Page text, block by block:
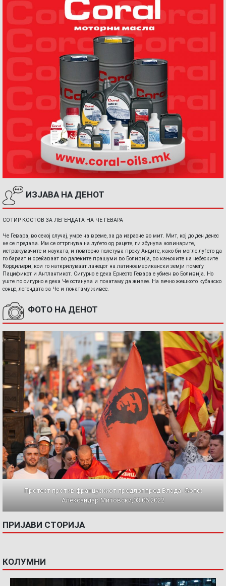
ИЗЈАВА НА ДЕНОТ
СОТИР КОСТОВ ЗА ЛЕГЕНДАТА НА ЧЕ ГЕВАРА
Че Гевара, во секој случај, умре на време, за да израсне во мит. Мит, кој до ден денес
не се предава. Им се оттргнува на луѓето од рацете, ги збунува новинарите,
истражувачите и науката, и повторно полетува преку Андите, како би могле луѓето да
го бараат и среќаваат во далеките прашуми во Боливија, во кањоните на небеските
Кордиљери, кои го наткрилуваат ланецот на латиноамерикански земји помеѓу
Пацификот и Антлантикот. Сигурно е дека Ернесто Гевара е убиен во Боливија. Но
уште по сигурно е дека Че останува и понатаму да живее. На вечно жешкото кубанско
сонце, легендата за Че и понатаму живее.
ФОТО НА ДЕНОТ
Протест против францускиот предлог пред Влада. Фото:
Александар Митовски,03.06.2022
ПРИЈАВИ СТОРИЈА
КОЛУМНИ